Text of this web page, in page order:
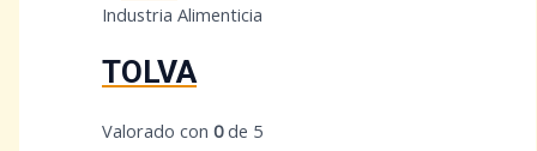
Industria Alimenticia
TOLVA
Valorado con0de 5